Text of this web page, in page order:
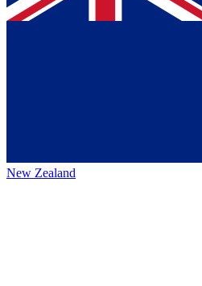
New Zealand